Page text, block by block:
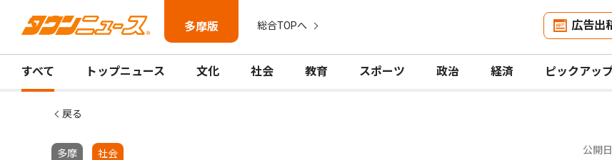
多摩版 総合TOPへ 広告出
すべて トップニュース 文化 社会 教育 スポーツ 政治 経済 ピックアップ
戻る
多摩 社会 公開